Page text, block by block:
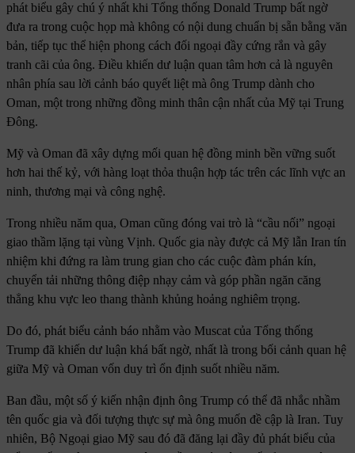
phát biểu gây chú ý nhất khi Tổng thống Donald Trump bất ngờ
đưa ra trong cuộc họp mà không có nội dung chuẩn bị sẵn bằng văn
bản, tiếp tục thể hiện phong cách đối ngoại đầy cứng rắn và gây
tranh cãi của ông. Điều khiến dư luận quan tâm hơn cả là nguyên
nhân phía sau lời cảnh báo quyết liệt mà ông Trump dành cho
Oman, một trong những đồng minh thân cận nhất của Mỹ tại Trung
Đông.
Mỹ và Oman đã xây dựng mối quan hệ đồng minh bền vững suốt
hơn hai thế kỷ, với hàng loạt thỏa thuận hợp tác trên các lĩnh vực an
ninh, thương mại và công nghệ.
Trong nhiều năm qua, Oman cũng đóng vai trò là “cầu nối” ngoại
giao thầm lặng tại vùng Vịnh. Quốc gia này được cả Mỹ lẫn Iran tín
nhiệm khi đứng ra làm trung gian cho các cuộc đàm phán kín,
chuyển tải những thông điệp nhạy cảm và góp phần ngăn căng
thẳng khu vực leo thang thành khủng hoảng nghiêm trọng.
Do đó, phát biểu cảnh báo nhằm vào Muscat của Tổng thống
Trump đã khiến dư luận khá bất ngờ, nhất là trong bối cảnh quan hệ
giữa Mỹ và Oman vốn duy trì ổn định suốt nhiều năm.
Ban đầu, một số ý kiến nhận định ông Trump có thể đã nhắc nhầm
tên quốc gia và đối tượng thực sự mà ông muốn đề cập là Iran. Tuy
nhiên, Bộ Ngoại giao Mỹ sau đó đã đăng lại đầy đủ phát biểu của